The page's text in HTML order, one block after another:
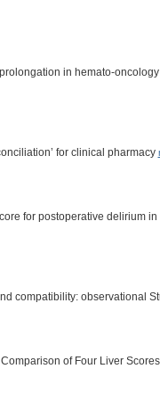
in hemato-
for clinical pharmacy
for postoperative delirium
compatibility: observational
of Four Liver